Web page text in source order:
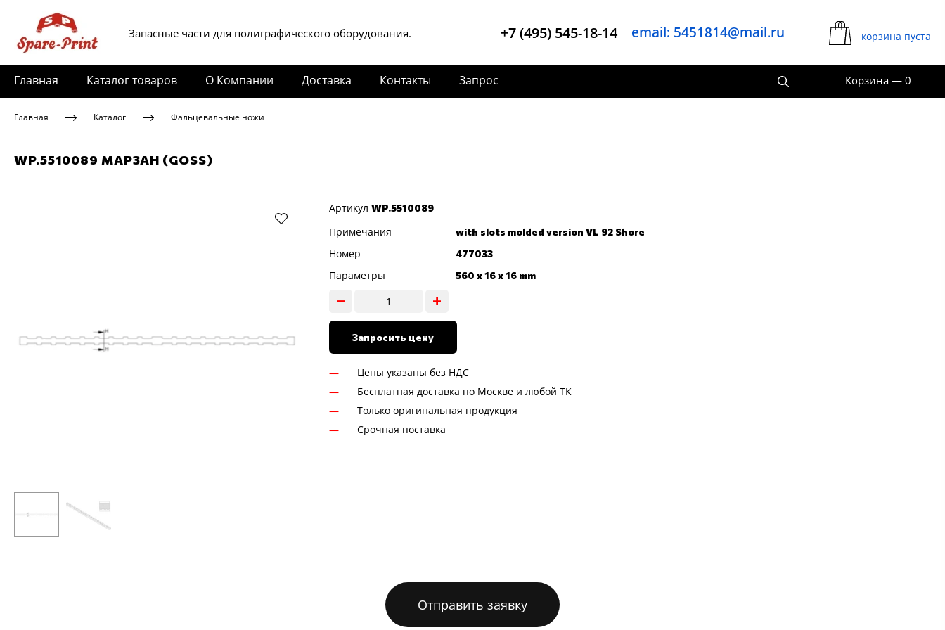
Запасные части для полиграфического оборудования. +7 (495) 545-18-14 email: 5451814@mail.ru корзина пуста
Главная Каталог товаров О Компании Доставка Контакты Запрос Корзина — 0
Главная Каталог Фальцевальные ножи
WP.5510089 МАРЗАН (GOSS)
Артикул WP.5510089
Примечания with slots molded version VL 92 Shore
Номер 477033
Параметры 560 x 16 x 16 mm
Запросить цену
Цены указаны без НДС
Бесплатная доставка по Москве и любой ТК
Только оригинальная продукция
Срочная поставка
Отправить заявку